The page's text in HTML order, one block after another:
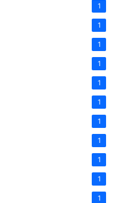
1
1
1
1
1
1
1
1
1
1
1